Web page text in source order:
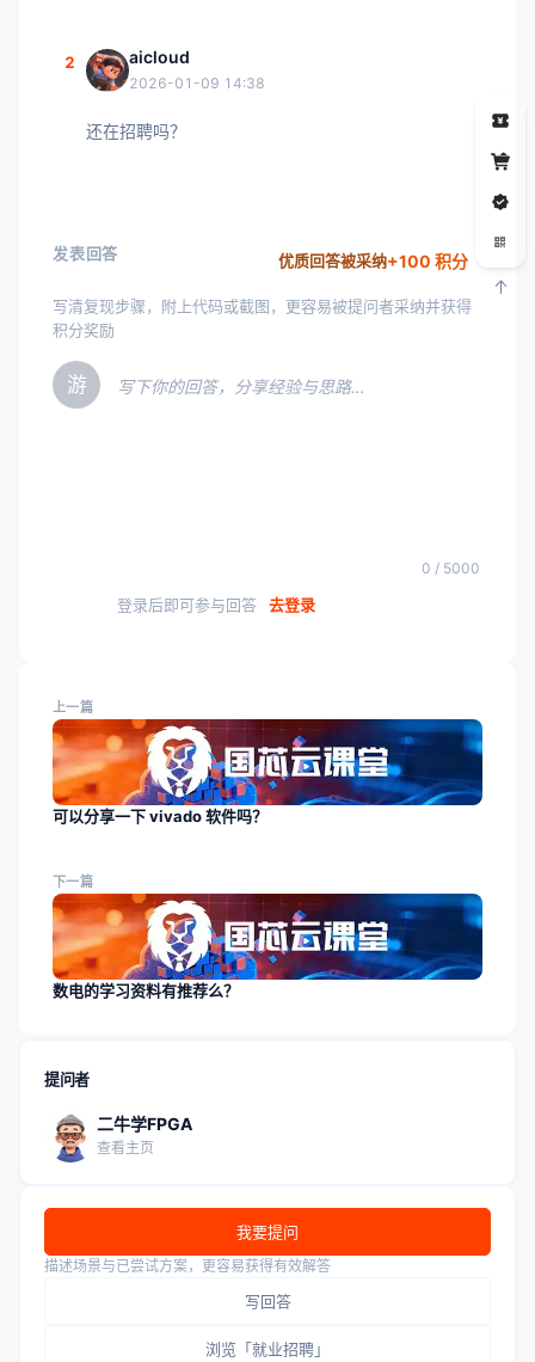
2 aicloud
2026-01-09 14:38
还在招聘吗？
发表回答 优质回答被采纳+100 积分
写清复现步骤，附上代码或截图，更容易被提问者采纳并获得
积分奖励
游 写下你的回答，分享经验与思路…
0 / 5000
登录后即可参与回答 去登录
上一篇
可以分享一下 vivado 软件吗？
下一篇
数电的学习资料有推荐么？
提问者
二牛学FPGA
查看主页
我要提问
描述场景与已尝试方案，更容易获得有效解答
写回答
浏览「就业招聘」